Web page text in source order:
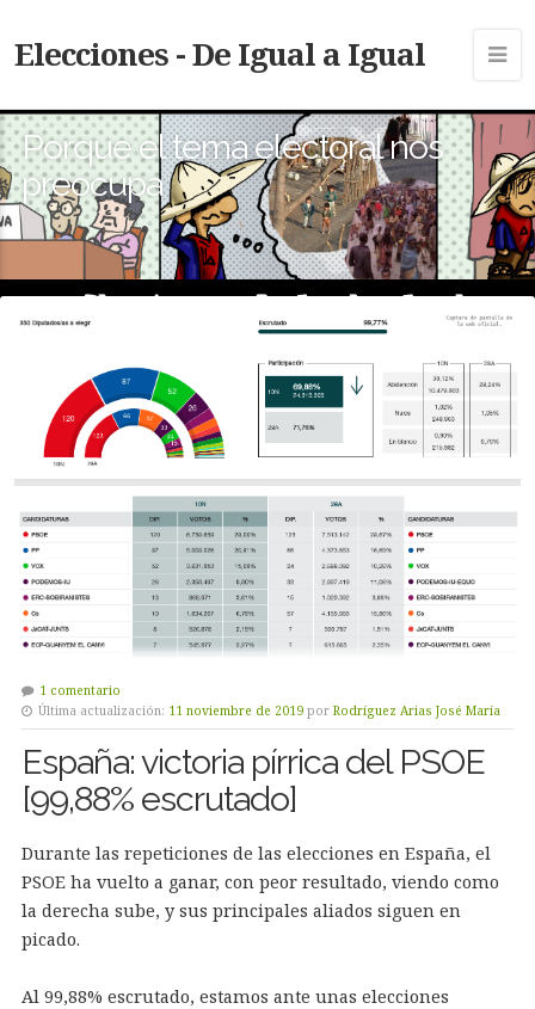
Elecciones - De Igual a Igual
Porque el tema electoral nos
preocupa
1 comentario
Última actualización: 11 noviembre de 2019 por Rodríguez Arias José María
España: victoria pírrica del PSOE
[99,88% escrutado]
Durante las repeticiones de las elecciones en España, el
PSOE ha vuelto a ganar, con peor resultado, viendo como
la derecha sube, y sus principales aliados siguen en
picado.
Al 99,88% escrutado, estamos ante unas elecciones